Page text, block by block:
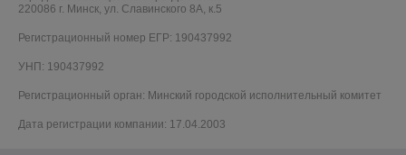
220086 г. Минск, ул. Славинского 8А, к.5
Регистрационный номер ЕГР: 190437992
УНП: 190437992
Регистрационный орган: Минский городской исполнительный комитет
Дата регистрации компании: 17.04.2003